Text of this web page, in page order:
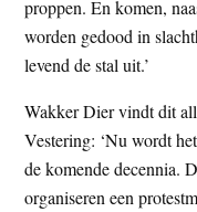
proppen. En komen,
worden gedood in
levend de stal uit.’
Wakker Dier vindt dit
Vestering: ‘Nu wordt
de komende decennia.
organiseren een